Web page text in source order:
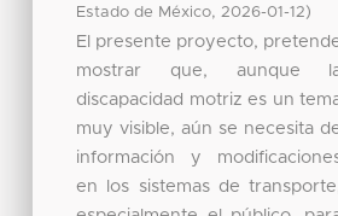
Estado de México, 2026-01-12)
El presente proyecto,
mostrar que, aunque
discapacidad motriz es un
muy visible, aún se necesita
información y
en los sistemas de